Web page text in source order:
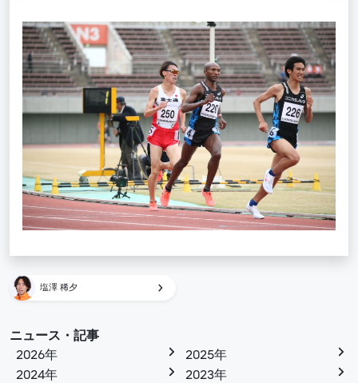
塩澤 稀夕
ニュース・記事
2026年
2025年
2024年
2023年